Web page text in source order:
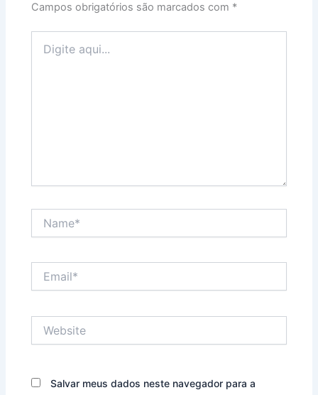
Campos obrigatórios são marcados com *
aqui...
Salvar meus dados neste navegador para a